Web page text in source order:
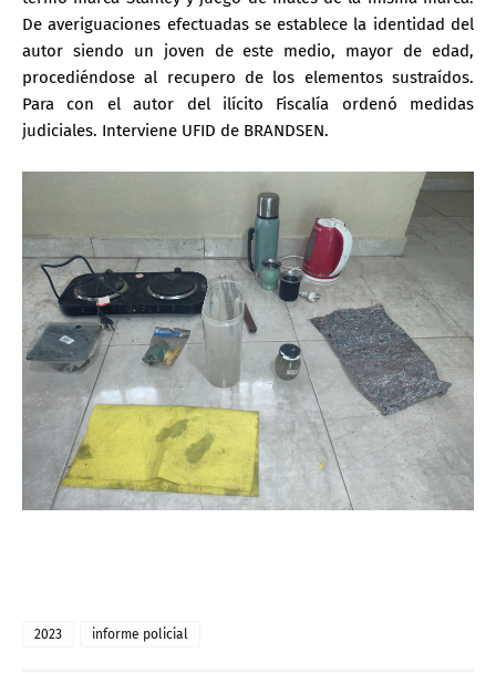
De averiguaciones efectuadas se establece la identidad del
autor siendo un joven de este medio, mayor de edad,
procediéndose al recupero de los elementos sustraídos.
Para con el autor del ilícito Fiscalía ordenó medidas
judiciales. Interviene UFID de BRANDSEN.
2023 informe policial